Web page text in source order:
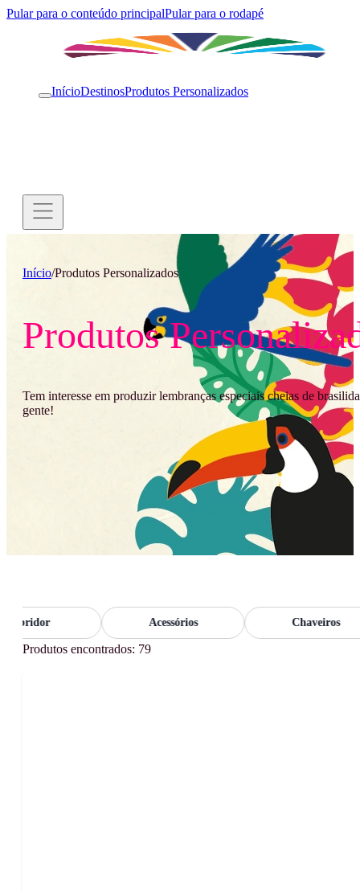
Pular para o conteúdo principalPular para o rodapé
InícioDestinosProdutos Personalizados
Início/Produtos Personalizados
Produtos
Tem interesse em produzir lembranças especiais cheias de
gente!
Abridor Acessórios Chaveiros
Produtos encontrados: 79